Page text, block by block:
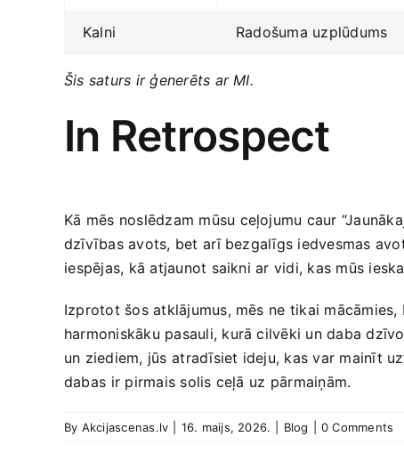
Kalni Radošuma uzplūdums
Šis saturs ir ģenerēts ar MI.
In Retrospect
Kā ​mēs ⁢noslēdzam mūsu‍ ceļojumu caur
dzīvības avots, bet ⁢arī bezgalīgs iedvesmas
⁤iespējas, kā‌ atjaunot saikni ar vidi, kas mūs
Izprotot šos atklājumus, mēs ⁤ne tikai
harmoniskāku pasauli, ‍kurā cilvēki un daba
un ziediem, jūs ⁣atradīsiet ideju, kas var mainīt
dabas⁢ ir pirmais solis ceļā ⁤uz​ pārmaiņām.
By Akcijascenas.lv 16. maijs, 2026. Blog 0 Comments